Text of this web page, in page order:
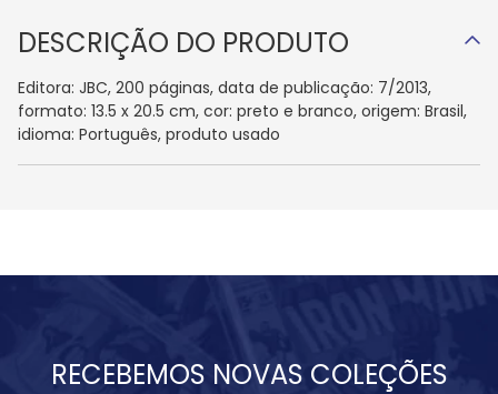
DESCRIÇÃO DO PRODUTO
Editora: JBC, 200 páginas, data de publicação: 7/2013,
formato: 13.5 x 20.5 cm, cor: preto e branco, origem: Brasil,
idioma: Português, produto usado
RECEBEMOS NOVAS COLEÇÕES